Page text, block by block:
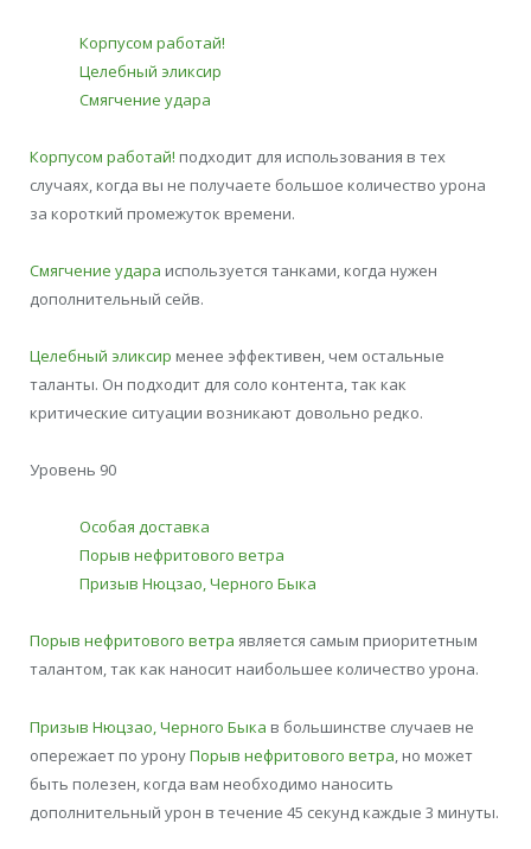
Корпусом работай!
Целебный эликсир
Смягчение удара
Корпусом работай! подходит для использования в тех
случаях, когда вы не получаете большое количество урона
за короткий промежуток времени.
Смягчение удара используется танками, когда нужен
дополнительный сейв.
Целебный эликсир менее эффективен, чем остальные
таланты. Он подходит для соло контента, так как
критические ситуации возникают довольно редко.
Уровень 90
Особая доставка
Порыв нефритового ветра
Призыв Нюцзао, Черного Быка
Порыв нефритового ветра является самым приоритетным
талантом, так как наносит наибольшее количество урона.
Призыв Нюцзао, Черного Быка в большинстве случаев не
опережает по уронуПорыв нефритового ветра, но может
быть полезен, когда вам необходимо наносить
дополнительный урон в течение 45 секунд каждые 3 минуты.